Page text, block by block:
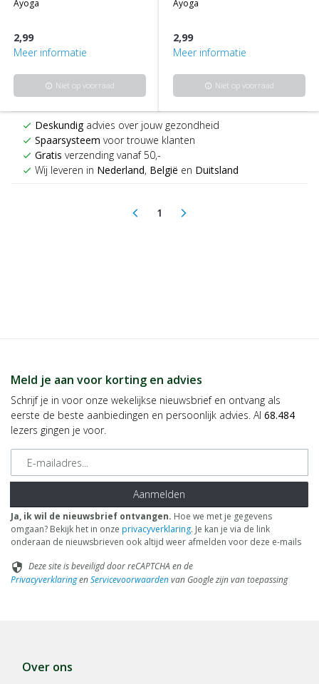
ayoga
2,99
Meer informatie
info Niet op voorraad
ayoga
2,99
Meer informatie
info Niet op voorraad
check Deskundigadvies over jouw gezondheid
check Spaarsysteem voor trouwe klanten
check Gratis verzending vanaf 50,-
check Wij leveren in Nederland, België en Duitsland
arrow_back_ios 1(current)
arrow_forward_ios
Meld je aan voor korting en advies
Schrijf je in voor onze wekelijkse nieuwsbrief en ontvang als
eerste de beste aanbiedingen en persoonlijk advies. Al 68.484
lezers gingen je voor.
E-mailadres
Aanmelden
Ja, ik wil de nieuwsbrief ontvangen. Hoe we met je gegevens
omgaan? Bekijk het in onze privacyverklaring. Je kan je via de link
onderaan de nieuwsbrieven ook altijd weer afmelden voor deze e-mails
security Deze site is beveiligd door reCAPTCHA en de
PrivacyverklaringenServicevoorwaardenvan Google zijn van toepassing
Over ons